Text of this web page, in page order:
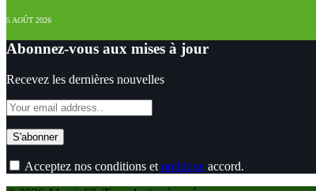
5 AOÛT 2026
Abonnez-vous aux mises à jour
Recevez les dernières nouvelles
Acceptez nos conditions et politique accord.